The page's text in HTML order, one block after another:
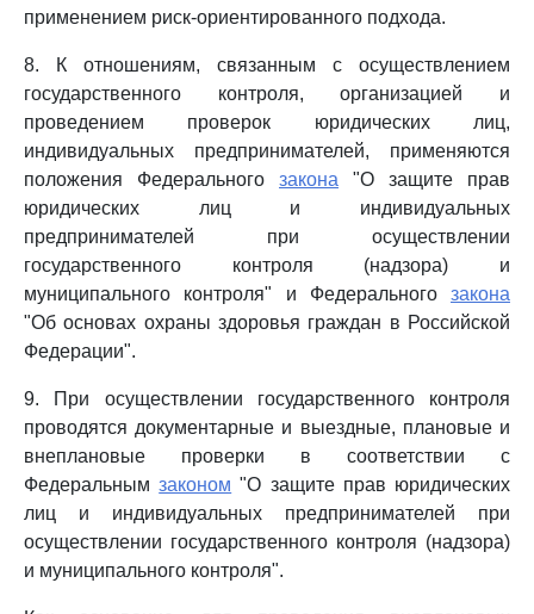
применением риск-ориентированного подхода.
8. К отношениям, связанным с осуществлением
государственного контроля, организацией и
проведением проверок юридических лиц,
индивидуальных предпринимателей, применяются
положения Федерального закона "О защите прав
юридических лиц и индивидуальных
предпринимателей при осуществлении
государственного контроля (надзора) и
муниципального контроля" и Федерального закона
"Об основах охраны здоровья граждан в Российской
Федерации".
9. При осуществлении государственного контроля
проводятся документарные и выездные, плановые и
внеплановые проверки в соответствии с
Федеральнымзаконом "О защите прав юридических
лиц и индивидуальных предпринимателей при
осуществлении государственного контроля (надзора)
и муниципального контроля".